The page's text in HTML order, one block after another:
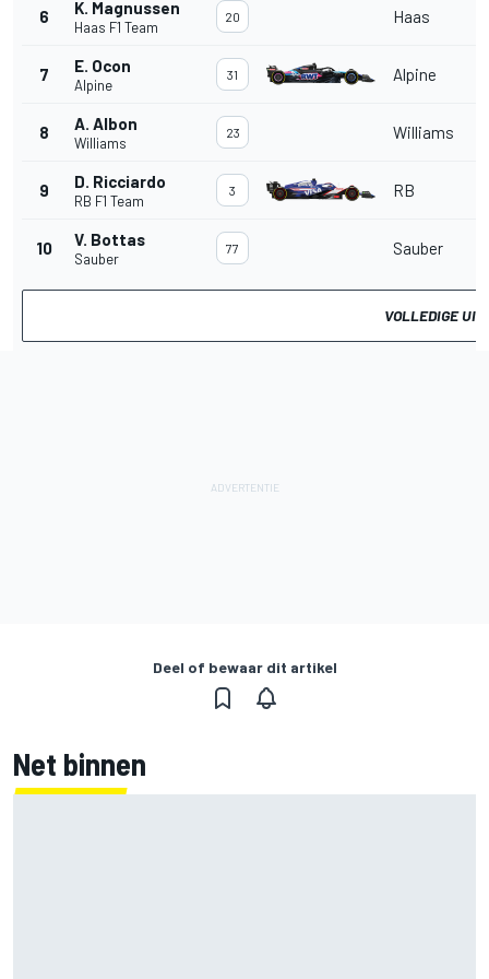
6 K. Magnussen
Haas F1 Team
20 Haas
7 E. Ocon
Alpine
31 Alpine
8 A. Albon
Williams
23 Williams
9 D. Ricciardo
RB F1 Team
3 RB
10 V. Bottas
Sauber
77 Sauber
VOLLEDIGE
Deel of bewaar dit artikel
Net binnen